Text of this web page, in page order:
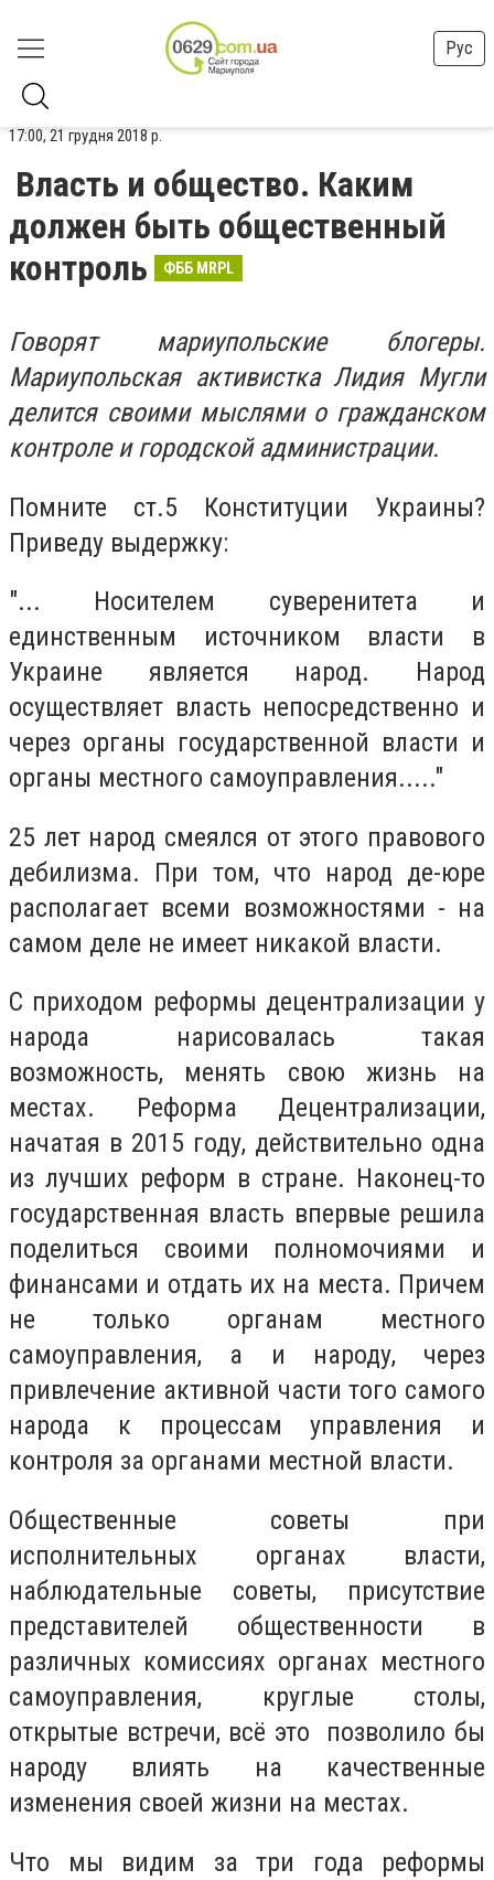
Рус
17:00, 21 грудня 2018 р.
Власть и общество. Каким
должен быть общественный
контроль
ФББ MRPL
Говорят мариупольские блогеры.
Мариупольская активистка Лидия Мугли
делится своими мыслями о гражданском
контроле и городской администрации.
Помните ст.5 Конституции Украины?
Приведу выдержку:
"... Носителем суверенитета и
единственным источником власти в
Украине является народ. Народ
осуществляет власть непосредственно и
через органы государственной власти и
органы местного самоуправления....."
25 лет народ смеялся от этого правового
дебилизма. При том, что народ де-юре
располагает всеми возможностями - на
самом деле не имеет никакой власти.
С приходом реформы децентрализации у
народа нарисовалась такая
возможность, менять свою жизнь на
местах. Реформа Децентрализации,
начатая в 2015 году, действительно одна
из лучших реформ в стране. Наконец-то
государственная власть впервые решила
поделиться своими полномочиями и
финансами и отдать их на места. Причем
не только органам местного
самоуправления, а и народу, через
привлечение активной части того самого
народа к процессам управления и
контроля за органами местной власти.
Общественные советы при
исполнительных органах власти,
наблюдательные советы, присутствие
представителей общественности в
различных комиссиях органах местного
самоуправления, круглые столы,
открытые встречи, всё это позволило бы
народу влиять на качественные
изменения своей жизни на местах.
Что мы видим за три года реформы